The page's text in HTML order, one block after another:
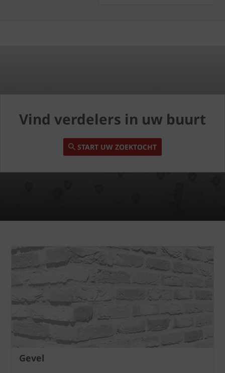
Vind verdelers in uw buurt
START UW ZOEKTOCHT
Gevel